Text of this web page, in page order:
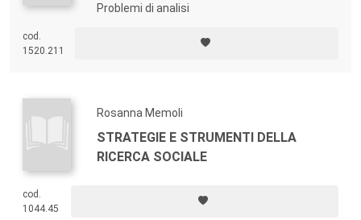
Problemi di analisi
cod.
1520.211
Rosanna Memoli
STRATEGIE E STRUMENTI DELLA
RICERCA SOCIALE
cod.
1044.45